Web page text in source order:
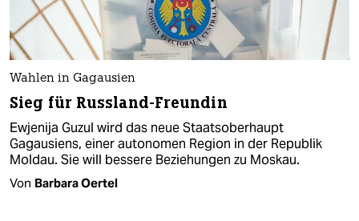
Wahlen in Gagausien
Sieg für Russland-Freundin
Ewjenija Guzul wird das neue Staatsoberhaupt
Gagausiens, einer autonomen Region in der Republik
Moldau. Sie will bessere Beziehungen zu Moskau.
Von Barbara Oertel